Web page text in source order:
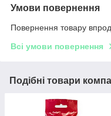
Умови повернення
Повернення товару
Всі умови повернення
Подібні товари